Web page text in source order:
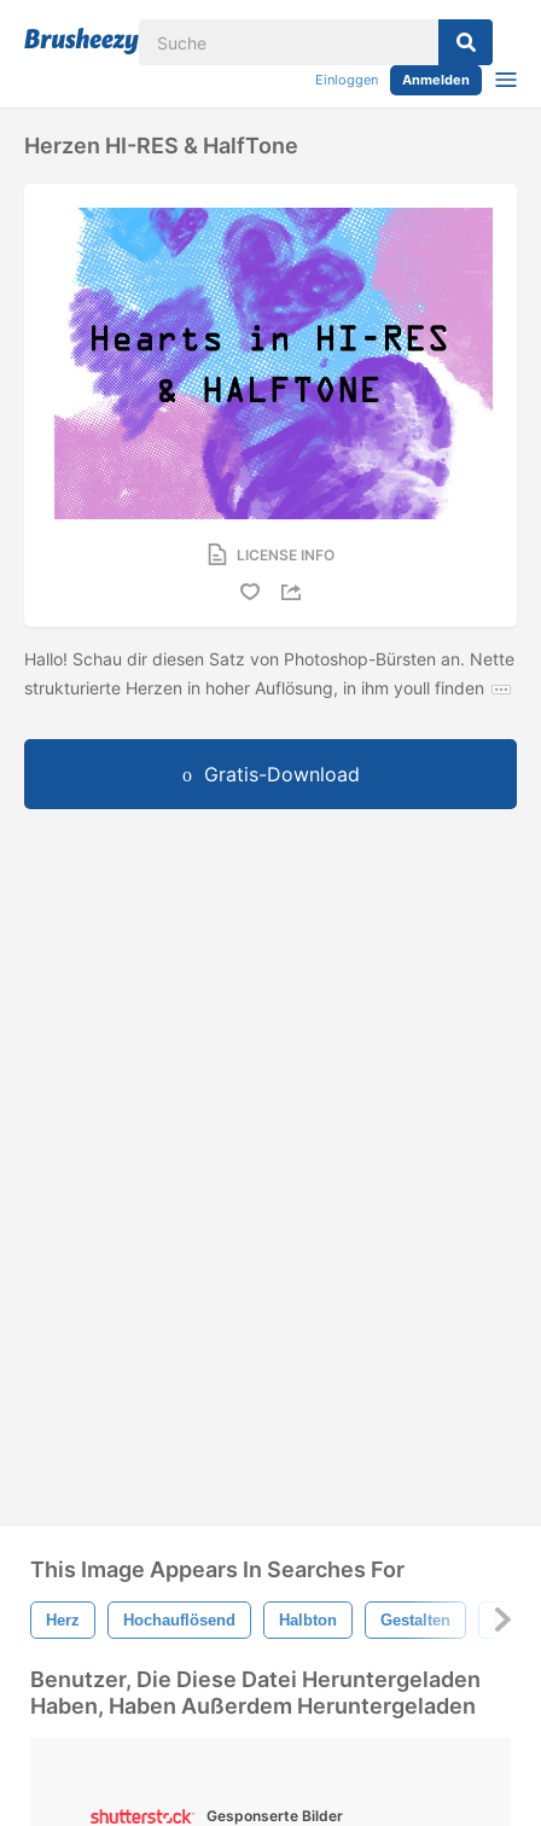
Einloggen Anmelden
Herzen HI-RES & HalfTone
LICENSE INFO
Hallo! Schau dir diesen Satz von Photoshop-Bürsten an. Nette
strukturierte Herzen in hoher Auflösung, in ihm youll finden
Gratis-Download
This Image Appears In Searches For
Herz Hochauflösend Halbton Gestalten Liebe
Benutzer, Die Diese Datei Heruntergeladen
Haben, Haben Außerdem Heruntergeladen
Gesponserte Bilder